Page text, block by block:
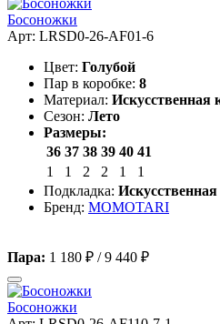
Босоножки
Арт: LRSD0-26-AF01-6
Цвет: Голубой
Пар в коробке: 8
Материал: Искусственная
Сезон: Лето
Размеры:
36 37 38 39 40 41
1
1 2 2 1
1
Подкладка:
Бренд: MOMOTARI
Пара: 1 180 ₽ /9 440 ₽
Босоножки